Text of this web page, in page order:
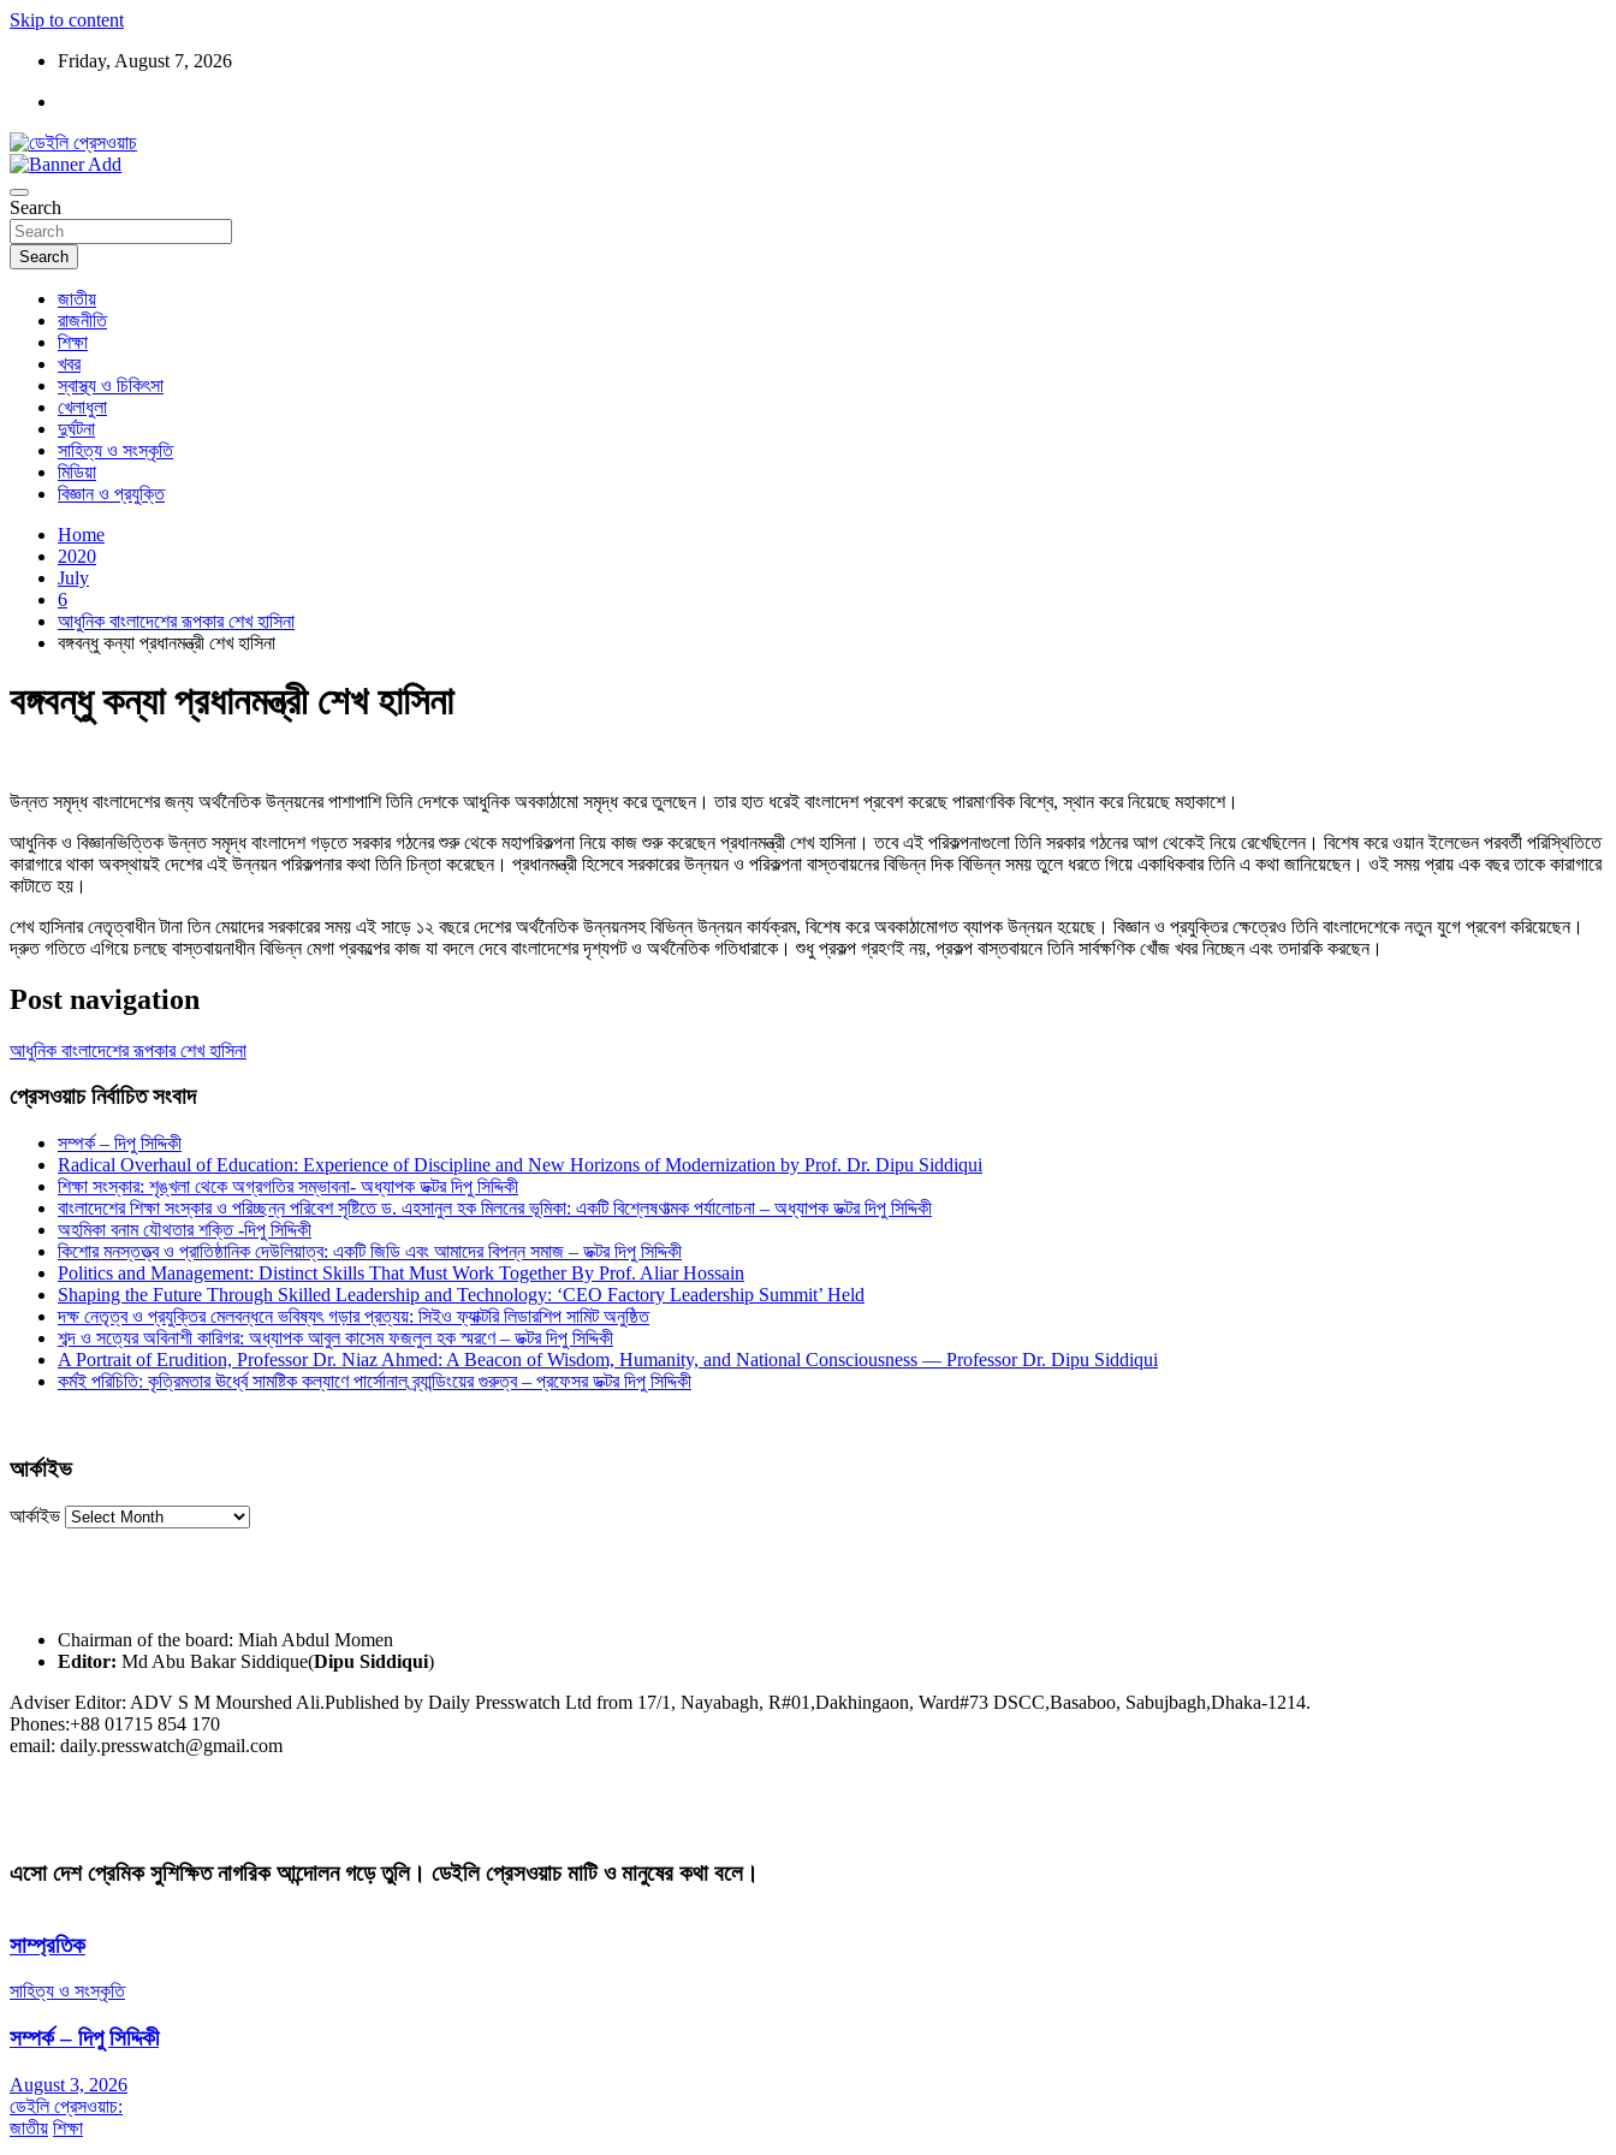
Skip to content
Friday, August 7, 2026
ডেইলি প্রেসওয়াচ
Search
Search
জাতীয়
রাজনীতি
শিক্ষা
খবর
স্বাস্থ্য ও চিকিৎসা
খেলাধুলা
দুর্ঘটনা
সাহিত্য ও সংস্কৃতি
মিডিয়া
বিজ্ঞান ও প্রযুক্তি
Home
2020
July
6
আধুনিক বাংলাদেশের রূপকার শেখ হাসিনা
বঙ্গবন্ধু কন্যা প্রধানমন্ত্রী শেখ হাসিনা
বঙ্গবন্ধু কন্যা প্রধানমন্ত্রী শেখ হাসিনা
উন্নত সমৃদ্ধ বাংলাদেশের জন্য অর্থনৈতিক উন্নয়নের পাশাপাশি তিনি দেশকে আধুনিক অবকাঠামো সমৃদ্ধ করে তুলছেন। তার হাত ধরেই বাংলাদেশ প্রবেশ করেছে পারমাণবিক বিশ্বে, স্থান করে নিয়েছে মহাকাশে।
আধুনিক ও বিজ্ঞানভিত্তিক উন্নত সমৃদ্ধ বাংলাদেশ গড়তে সরকার গঠনের শুরু থেকে মহাপরিকল্পনা নিয়ে কাজ শুরু করেছেন প্রধানমন্ত্রী শেখ হাসিনা। তবে এই পরিকল্পনাগুলো তিনি সরকার গঠনের আগ থেকেই নিয়ে রেখেছিলেন। বিশেষ করে ওয়ান ইলেভেন পরবর্তী পরিস্থিতিতে
কারাগারে থাকা অবস্থায়ই দেশের এই উন্নয়ন পরিকল্পনার কথা তিনি চিন্তা করেছেন। প্রধানমন্ত্রী হিসেবে সরকারের উন্নয়ন ও পরিকল্পনা বাস্তবায়নের বিভিন্ন দিক বিভিন্ন সময় তুলে ধরতে গিয়ে একাধিকবার তিনি এ কথা জানিয়েছেন। ওই সময় প্রায় এক বছর তাকে কারাগারে
কাটাতে হয়।
শেখ হাসিনার নেতৃত্বাধীন টানা তিন মেয়াদের সরকারের সময় এই সাড়ে ১২ বছরে দেশের অর্থনৈতিক উন্নয়নসহ বিভিন্ন উন্নয়ন কার্যক্রম, বিশেষ করে অবকাঠামোগত ব্যাপক উন্নয়ন হয়েছে। বিজ্ঞান ও প্রযুক্তির ক্ষেত্রেও তিনি বাংলাদেশেকে নতুন যুগে প্রবেশ করিয়েছেন।
দ্রুত গতিতে এগিয়ে চলছে বাস্তবায়নাধীন বিভিন্ন মেগা প্রকল্পের কাজ যা বদলে দেবে বাংলাদেশের দৃশ্যপট ও অর্থনৈতিক গতিধারাকে। শুধু প্রকল্প গ্রহণই নয়, প্রকল্প বাস্তবায়নে তিনি সার্বক্ষণিক খোঁজ খবর নিচ্ছেন এবং তদারকি করছেন।
Post navigation
আধুনিক বাংলাদেশের রূপকার শেখ হাসিনা
প্রেসওয়াচ নির্বাচিত সংবাদ
সম্পর্ক – দিপু সিদ্দিকী
Radical Overhaul of Education: Experience of Discipline and New Horizons of Modernization by Prof. Dr. Dipu Siddiqui
শিক্ষা সংস্কার: শৃঙ্খলা থেকে অগ্রগতির সম্ভাবনা- অধ্যাপক ডক্টর দিপু সিদ্দিকী
বাংলাদেশের শিক্ষা সংস্কার ও পরিচ্ছন্ন পরিবেশ সৃষ্টিতে ড. এহসানুল হক মিলনের ভূমিকা: একটি বিশ্লেষণাত্মক পর্যালোচনা – অধ্যাপক ডক্টর দিপু সিদ্দিকী
অহমিকা বনাম যৌথতার শক্তি -দিপু সিদ্দিকী
কিশোর মনস্তত্ত্ব ও প্রাতিষ্ঠানিক দেউলিয়াত্ব: একটি জিডি এবং আমাদের বিপন্ন সমাজ – ডক্টর দিপু সিদ্দিকী
Politics and Management: Distinct Skills That Must Work Together By Prof. Aliar Hossain
Shaping the Future Through Skilled Leadership and Technology: ‘CEO Factory Leadership Summit’ Held
দক্ষ নেতৃত্ব ও প্রযুক্তির মেলবন্ধনে ভবিষ্যৎ গড়ার প্রত্যয়: সিইও ফ্যাক্টরি লিডারশিপ সামিট অনুষ্ঠিত
শব্দ ও সত্যের অবিনাশী কারিগর: অধ্যাপক আবুল কাসেম ফজলুল হক স্মরণে – ডক্টর দিপু সিদ্দিকী
A Portrait of Erudition, Professor Dr. Niaz Ahmed: A Beacon of Wisdom, Humanity, and National Consciousness — Professor Dr. Dipu Siddiqui
কর্মই পরিচিতি: কৃত্রিমতার ঊর্ধ্বে সামষ্টিক কল্যাণে পার্সোনাল ব্র্যান্ডিংয়ের গুরুত্ব – প্রফেসর ডক্টর দিপু সিদ্দিকী
আর্কাইভ
আর্কাইভ
Chairman of the board: Miah Abdul Momen
Editor: Md Abu Bakar Siddique(Dipu Siddiqui)
Adviser Editor: ADV S M Mourshed Ali.Published by Daily Presswatch Ltd from 17/1, Nayabagh, R#01,Dakhingaon, Ward#73 DSCC,Basaboo, Sabujbagh,Dhaka-1214.
Phones:+88 01715 854 170
email: daily.presswatch@gmail.com
এসো দেশ প্রেমিক সুশিক্ষিত নাগরিক আন্দোলন গড়ে তুলি। ডেইলি প্রেসওয়াচ মাটি ও মানুষের কথা বলে।
সাম্প্রতিক
সাহিত্য ও সংস্কৃতি
সম্পর্ক – দিপু সিদ্দিকী
August 3, 2026
ডেইলি প্রেসওয়াচ:
জাতীয় শিক্ষা